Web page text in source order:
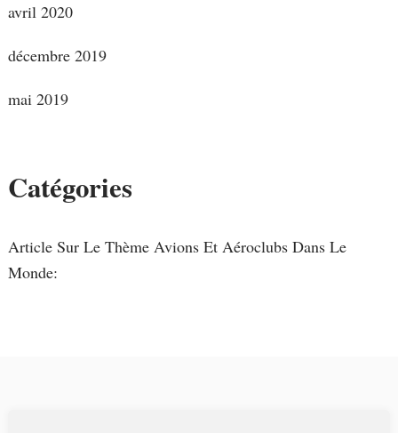
avril 2020
décembre 2019
mai 2019
Catégories
Article Sur Le Thème Avions Et Aéroclubs Dans Le
Monde: